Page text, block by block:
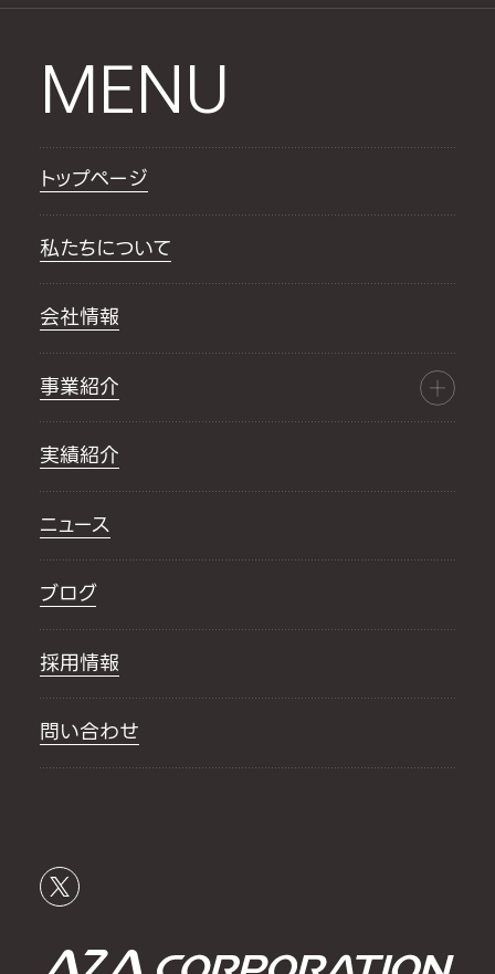
MENU
トップページ
私たちについて
会社情報
事業紹介
実績紹介
ニュース
ブログ
採用情報
問い合わせ